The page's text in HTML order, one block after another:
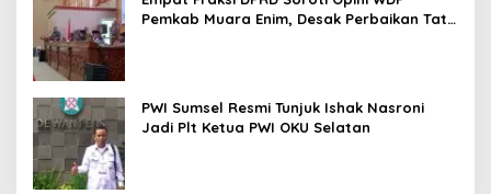
Pemkab Muara Enim, Desak Perbaikan Tata
PWI Sumsel Resmi Tunjuk Ishak Nasroni
Jadi Plt Ketua PWI OKU Selatan